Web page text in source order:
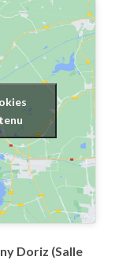
Doriz (Salle